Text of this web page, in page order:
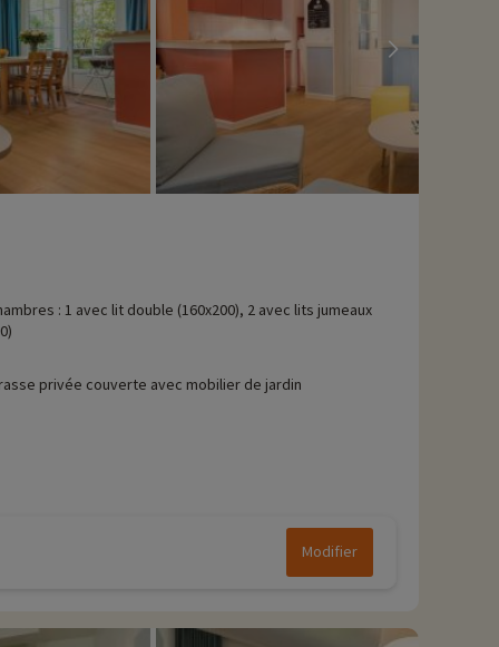
: 1 avec lit double (160x200), 2 avec lits jumeaux
privée couverte avec mobilier de jardin
Modifier